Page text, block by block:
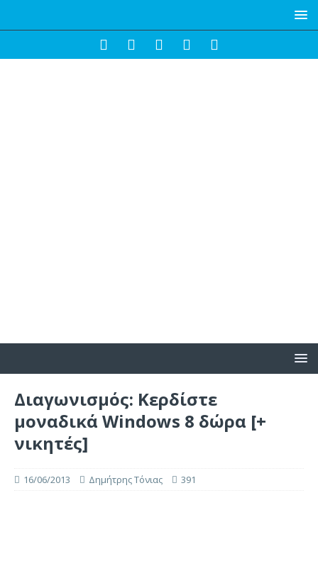
Διαγωνισμός: Κερδίστε
μοναδικά Windows 8 δώρα [+
νικητές]
16/06/2013 Δημήτρης Τόνιας 391